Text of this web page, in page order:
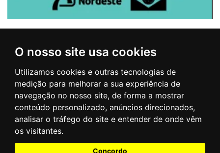
O nosso site usa cookies
Utilizamos cookies e outras tecnologias de
medição para melhorar a sua experiência de
navegação no nosso site, de forma a mostrar
conteúdo personalizado, anúncios direcionados,
analisar o tráfego do site e entender de onde vêm
os visitantes.
Concordo
Data: 26/07/2026
CONTATO